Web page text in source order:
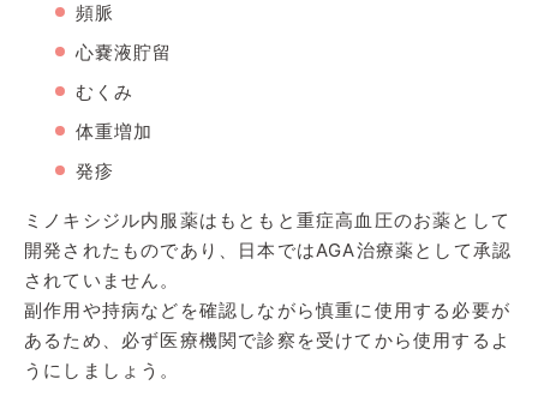
頻脈
心嚢液貯留
むくみ
体重増加
発疹
ミノキシジル内服薬はもともと重症高血圧のお薬として
開発されたものであり、日本ではAGA治療薬として承認
されていません。
副作用や持病などを確認しながら慎重に使用する必要が
あるため、必ず医療機関で診察を受けてから使用するよ
うにしましょう。